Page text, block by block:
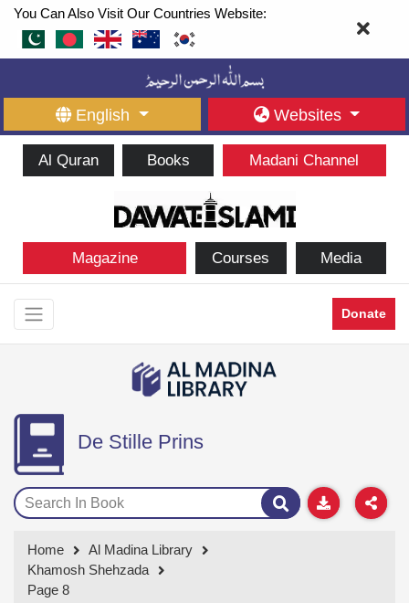
You Can Also Visit Our Countries Website:
English Websites
Al Quran Books Madani Channel
Magazine Courses Media
Donate
De Stille Prins
Home
Al Madina Library
Khamosh Shehzada
Page 8